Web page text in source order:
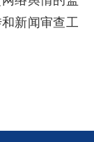
新闻审查工